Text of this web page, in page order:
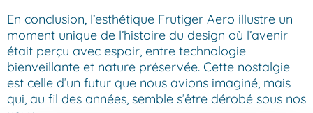
En conclusion, l’esthétique Frutiger Aero illustre un
moment unique de l’histoire du design où l’avenir
était perçu avec espoir, entre technologie
bienveillante et nature préservée. Cette nostalgie
est celle d’un futur que nous avions imaginé, mais
qui, au fil des années, semble s’être dérobé sous nos